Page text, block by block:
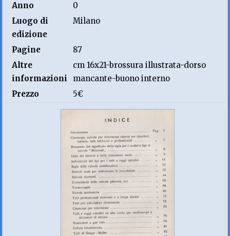
Anno
0
Luogo di
edizione
Milano
Pagine
87
Altre
informazioni
cm 16x21-brossura illustrata-dorso
mancante-buono interno
Prezzo
5€